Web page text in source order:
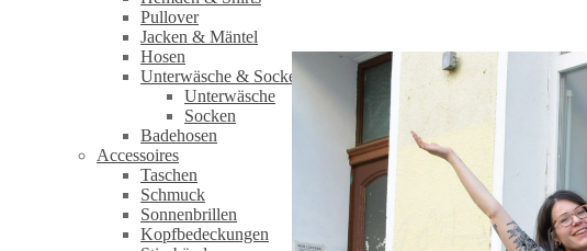
Pullover
Jacken & Mäntel
Hosen
Unterwäsche & Socken
Unterwäsche
Socken
Badehosen
Accessoires
Taschen
Schmuck
Sonnenbrillen
Kopfbedeckungen